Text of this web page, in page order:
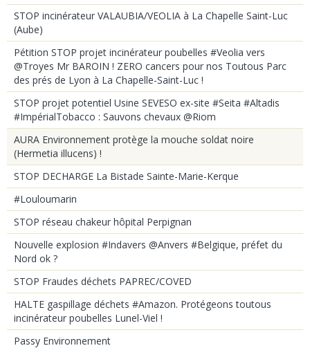
STOP incinérateur VALAUBIA/VEOLIA à La Chapelle Saint-Luc
(Aube)
Pétition STOP projet incinérateur poubelles #Veolia vers
@Troyes Mr BAROIN ! ZERO cancers pour nos Toutous Parc
des prés de Lyon à La Chapelle-Saint-Luc !
STOP projet potentiel Usine SEVESO ex-site #Seita #Altadis
#ImpérialTobacco : Sauvons chevaux @Riom
AURA Environnement protège la mouche soldat noire
(Hermetia illucens) !
STOP DECHARGE La Bistade Sainte-Marie-Kerque
#Louloumarin
STOP réseau chakeur hôpital Perpignan
Nouvelle explosion #Indavers @Anvers #Belgique, préfet du
Nord ok ?
STOP Fraudes déchets PAPREC/COVED
HALTE gaspillage déchets #Amazon. Protégeons toutous
incinérateur poubelles Lunel-Viel !
Passy Environnement